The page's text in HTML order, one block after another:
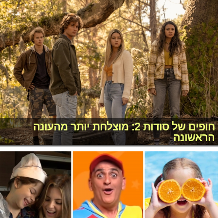
חופים של סודות 2: מוצלחת יותר מהעונה
הראשונה